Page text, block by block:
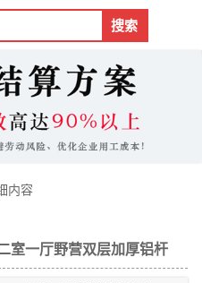
搜索
内容
室一厅野营双层加厚铝杆